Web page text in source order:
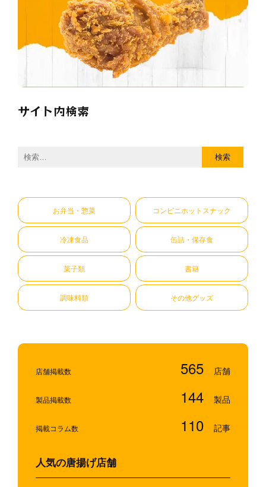
サイト内検索
検
お弁当・惣菜 コンビニホットスナック
冷凍食品 缶詰・保存食
菓子類 書籍
調味料類 その他グッズ
店舗掲載数 565
製品掲載数 144
掲載コラム数 110
人気の唐揚げ店舗